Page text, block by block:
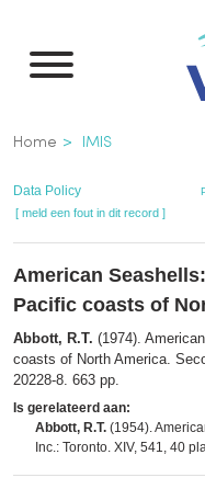
naar
inhoud
gaan
Kruimelpad
Home IMIS
Data Policy
[ meld een fout in dit record ]
American
Pacific coasts of
Abbott, R.T. (1974).
coasts of North America.
20228-8. 663 pp.
Is gerelateerd aan:
Abbott, R.T. (1954).
Inc.: Toronto. XIV, 541, 40